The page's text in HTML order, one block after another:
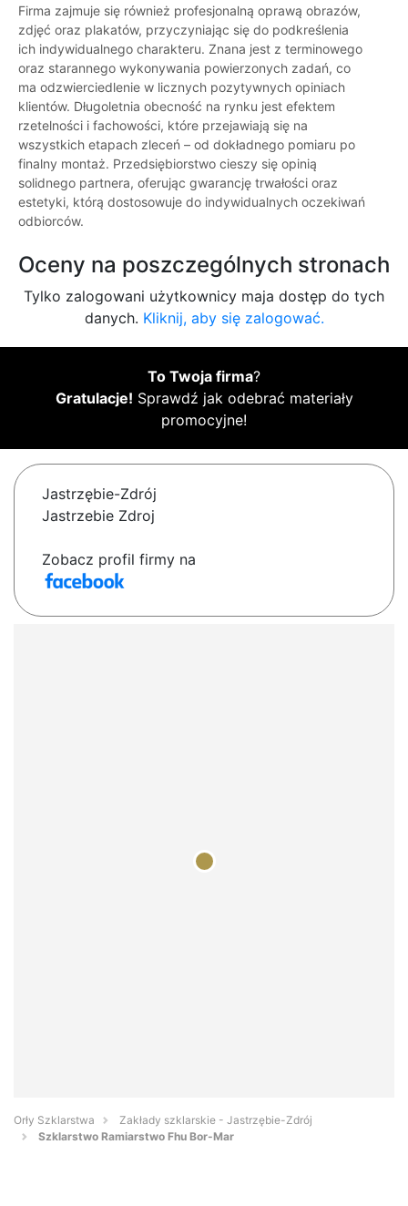
Firma zajmuje się również profesjonalną oprawą obrazów,
zdjęć oraz plakatów, przyczyniając się do podkreślenia
ich indywidualnego charakteru. Znana jest z terminowego
oraz starannego wykonywania powierzonych zadań, co
ma odzwierciedlenie w licznych pozytywnych opiniach
klientów. Długoletnia obecność na rynku jest efektem
rzetelności i fachowości, które przejawiają się na
wszystkich etapach zleceń – od dokładnego pomiaru po
finalny montaż. Przedsiębiorstwo cieszy się opinią
solidnego partnera, oferując gwarancję trwałości oraz
estetyki, którą dostosowuje do indywidualnych oczekiwań
odbiorców.
Oceny na poszczególnych stronach
Tylko zalogowani użytkownicy maja dostęp do tych
danych. Kliknij, aby się zalogować.
To Twoja firma?
Gratulacje! Sprawdź jak odebrać materiały
promocyjne!
Jastrzębie-Zdrój
Jastrzebie Zdroj
Zobacz profil firmy na
Orły Szklarstwa
Zakłady szklarskie - Jastrzębie-Zdrój
Szklarstwo Ramiarstwo Fhu Bor-Mar